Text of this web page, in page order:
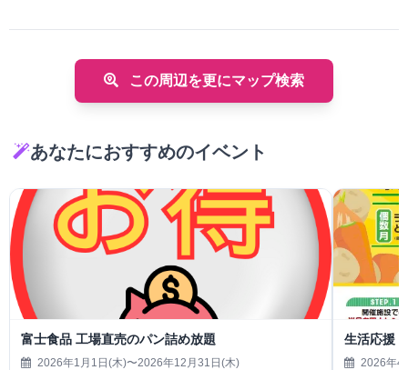
この周辺を更にマップ検索
あなたにおすすめのイベント
富士食品 工場直売のパン詰め放題
2026年1月1日(木)〜2026年12月31日(木)
生活応援
2026年4